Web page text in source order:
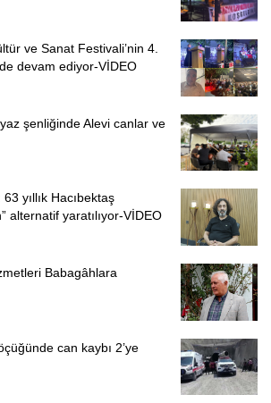
ve Sanat Festivali’nin 4.
devam ediyor-VİDEO
şenliğinde Alevi canlar ve
yıllık Hacıbektaş
alternatif yaratılıyor-VİDEO
Babagâhlara
can kaybı 2’ye